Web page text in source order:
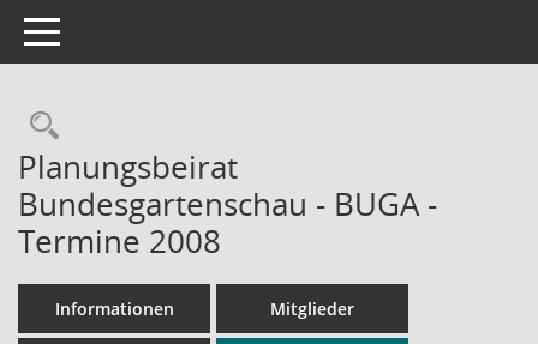
Toggle navigation
Rechercheauswahl
Planungsbeirat
Bundesgartenschau - BUGA -
Termine 2008
Informationen Mitglieder